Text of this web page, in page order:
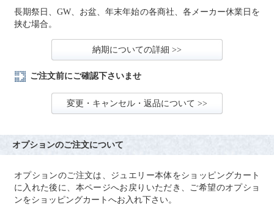
長期祭日、GW、お盆、年末年始の各商社、各メーカー休業日を
挟む場合。
納期についての詳細 >>
ご注文前にご確認下さいませ
変更・キャンセル・返品について >>
オプションのご注文について
オプションのご注文は、ジュエリー本体をショッピングカート
に入れた後に、本ページへお戻りいただき、ご希望のオプショ
ンをショッピングカートへお入れ下さい。